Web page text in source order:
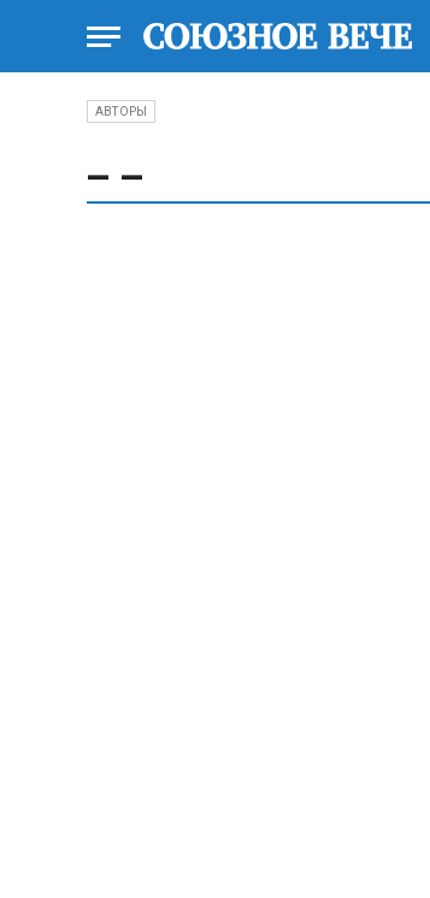
АВТОРЫ